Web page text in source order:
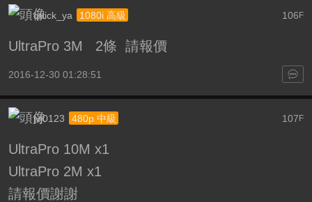
106F
quick_ya 1080i 高級
UltraPro 3M 2條 請報價
2016-12-30 01:28:51
107 F
jvj0123 480p 中級
UltraPro 10M x1
UltraPro 2M x1
請報價謝謝